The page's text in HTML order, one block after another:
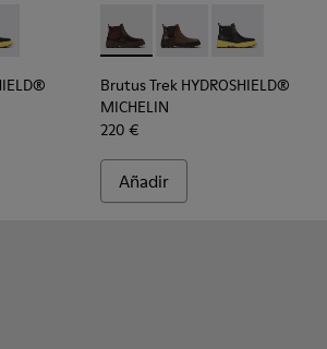
MICHELIN - K300484-002 -
HYDROSHIELD® MICHELIN -
Trek HYDROSHIELD® MICHELIN -
Brutus TrekBrutus TrekBrutus Trek
Brutus Trek HYDROSHIELD®
MICHELIN
220 €
Añadir